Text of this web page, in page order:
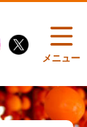
メニュー